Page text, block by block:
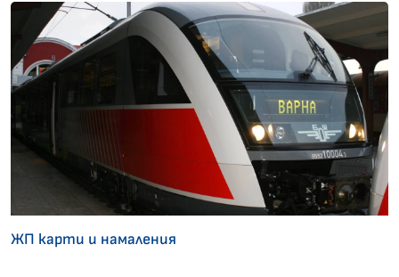
ЖП карти и намаления